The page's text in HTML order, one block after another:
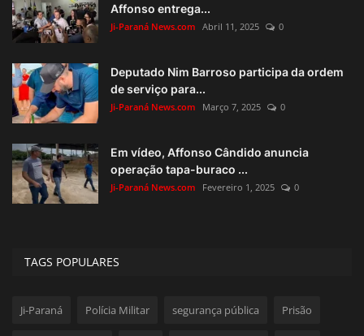
Affonso entrega...
Ji-Paraná News.com Abril 11, 2025 0
Deputado Nim Barroso participa da ordem
de serviço para...
Ji-Paraná News.com Março 7, 2025 0
Em vídeo, Affonso Cândido anuncia
operação tapa-buraco ...
Ji-Paraná News.com Fevereiro 1, 2025 0
TAGS POPULARES
Ji-Paraná Polícia Militar segurança pública Prisão